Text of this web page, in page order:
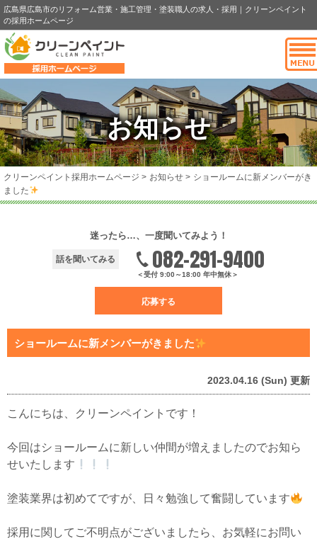
広島県広島市のリフォーム営業・施工管理・塗装職人の求人・採用｜クリーンペイント
の採用ホームページ
お知らせ
クリーンペイント採用ホームページ > お知らせ > ショールームに新メンバーがき
ました
迷ったら…、一度聞いてみよう！
話を聞いてみる 082-291-9400
＜受付 9:00～18:00 年中無休＞
応募する
ショールームに新メンバーがきました
2023.04.16 (Sun) 更新
こんにちは、クリーンペイントです！
今回はショールームに新しい仲間が増えましたのでお知ら
せいたします
塗装業界は初めてですが、日々勉強して奮闘しています
採用に関してご不明点がございましたら、お気軽にお問い